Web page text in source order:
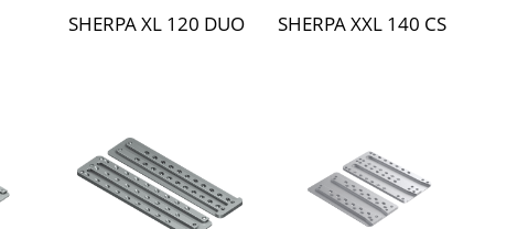
SHERPA XL 120 DUO SHERPA XXL 140 CS